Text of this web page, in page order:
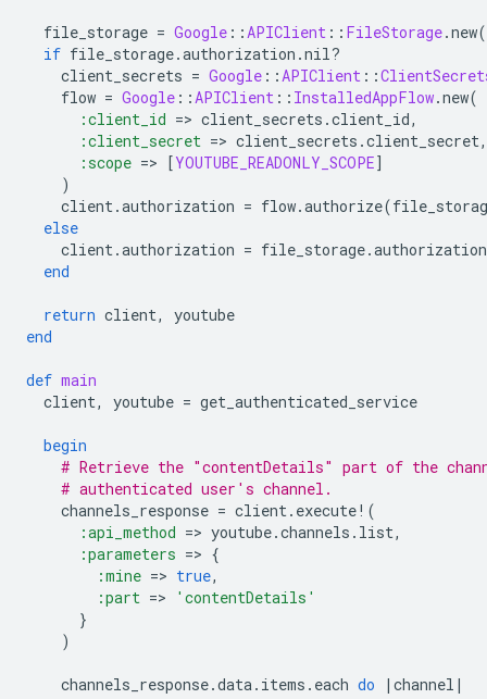
file_storage = Google ::APIClient :: FileStorage.new(
if file_storage.authorization .nil?
client_secrets = Google ::APIClient ::
flow = Google ::APIClient :: InstalledAppFlow.new(
:client_id => client_secrets .client_id,
:client_secret => client_secrets .client_secret,
:scope => [YOUTUBE_READONLY_SCOPE]
)
client.authorization = flow.authorize(
else
client.authorization = file_storage.authorization
end
return client,
youtube
end
def main
client, youtube = get_authenticated_service
begin
# Retrieve the "contentDetails" part of the
# authenticated user's channel.
channels_response = client. execute! (
:api_method => youtube.channels . list,
:parameters => {
:mine => true,
:part =>
'contentDetails'
}
)
channels_response.data. items . each do | channel |